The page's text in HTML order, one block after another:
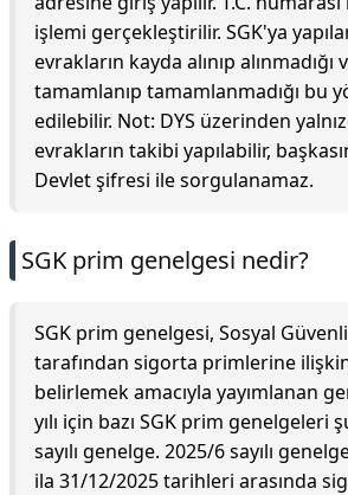
işlemi gerçekleştirilir. SGK'ya
evrakların kayda alınıp
tamamlanıp tamamlanmadığı bu
edilebilir. Not: DYS üzerinden
evrakların takibi yapılabilir,
Devlet şifresi ile sorgulanamaz.
SGK prim genelgesi nedir?
SGK prim genelgesi, Sosyal
tarafından sigorta primlerine
belirlemek amacıyla yayımlanan
yılı için bazı SGK prim genelgeleri
sayılı genelge. 2025/6 sayılı
ila 31/12/2025 tarihleri arasında